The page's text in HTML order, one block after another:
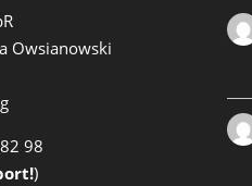
Owsianowski
98
)